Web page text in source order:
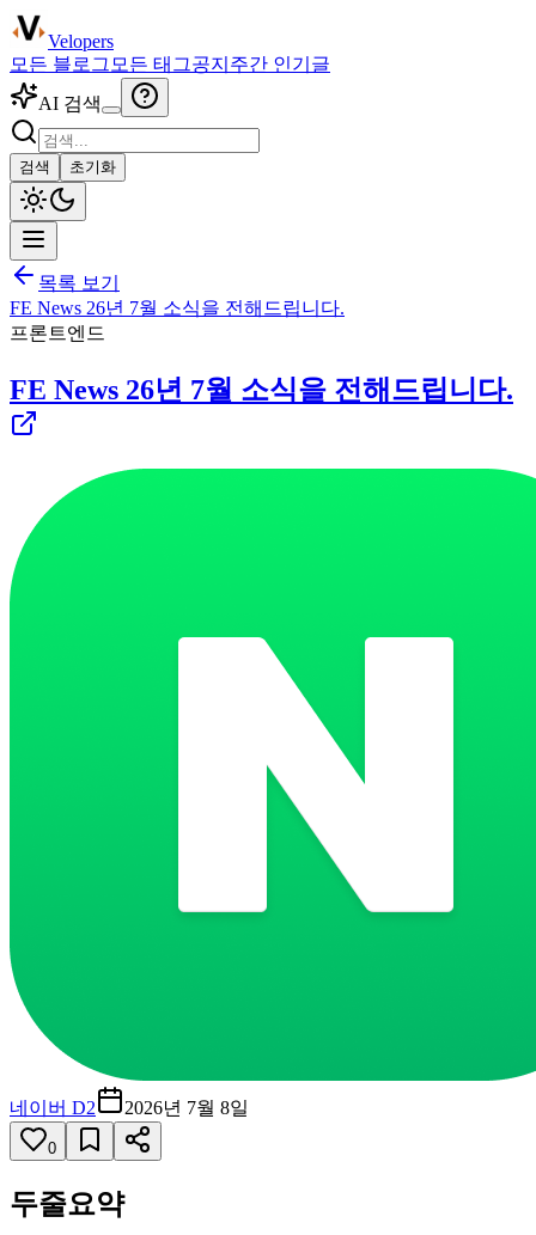
Velopers
모든 블로그 모든 태그공지 주간 인기글
AI 검색
검색 초기화
목록 보기
FE News 26년 7월 소식을 전해드립니다.
프론트엔드
FE News 26년 7월 소식을 전해드립니다.
네이버 D2 2026년 7월 8일
0
두줄요약